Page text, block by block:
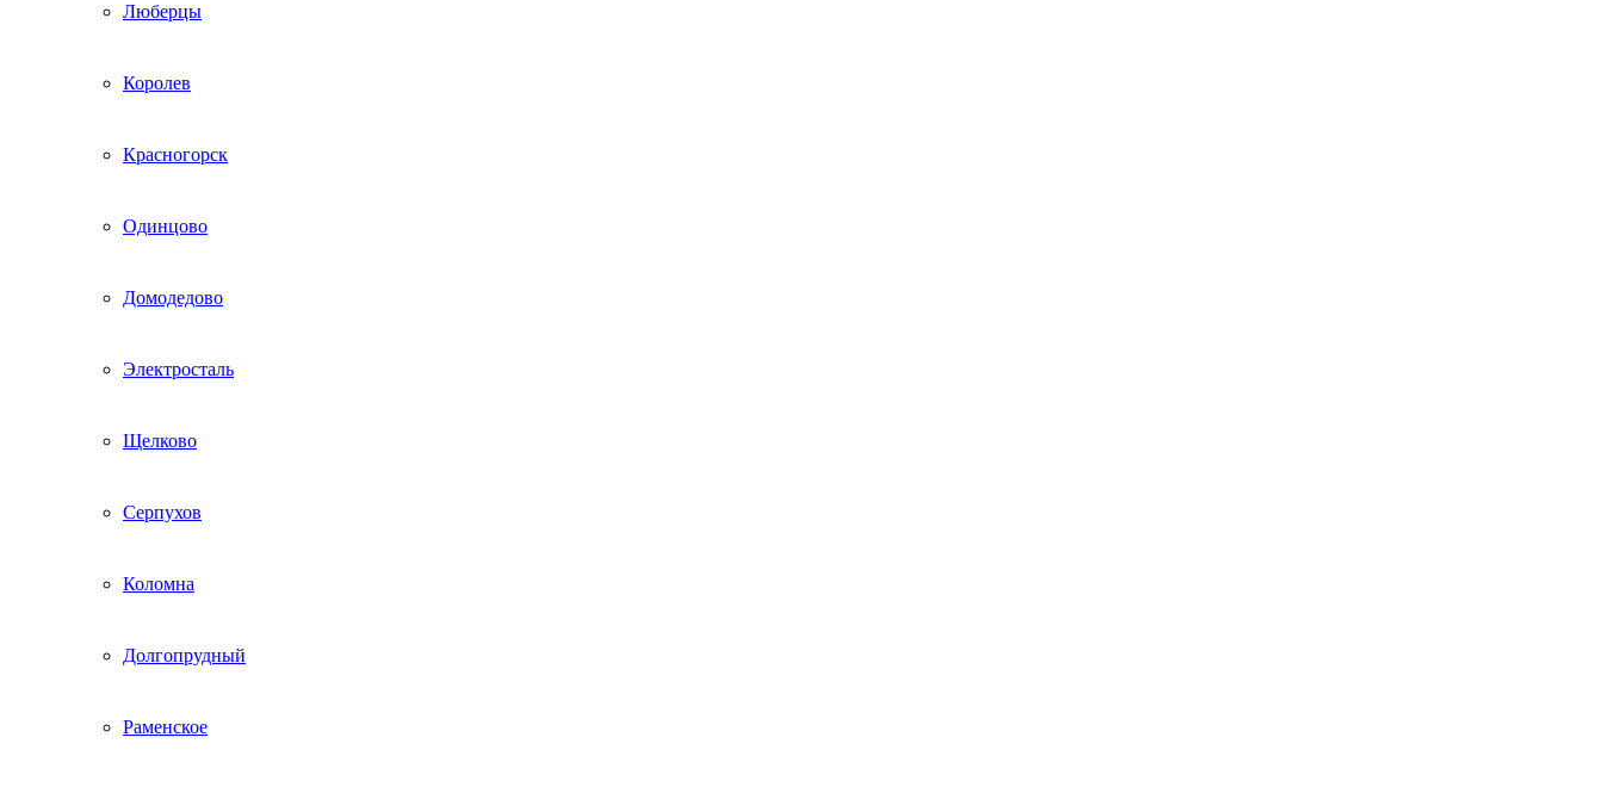
Люберцы
Королев
Красногорск
Одинцово
Домодедово
Электросталь
Щелково
Серпухов
Коломна
Долгопрудный
Раменское